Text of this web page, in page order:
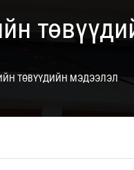
ТӨВҮҮДИЙН МЭДЭЭЛЭЛ